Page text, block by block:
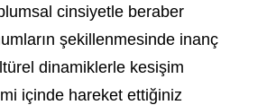
cinsiyetle beraber
şekillenmesinde inanç
dinamiklerle kesişim
içinde hareket ettiğiniz